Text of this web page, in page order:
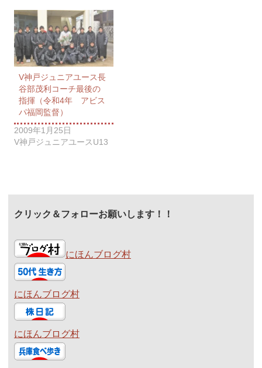
V神戸ジュニアユース長
谷部茂利コーチ最後の
指揮（令和4年 アビス
パ福岡監督）
2009年1月25日
V神戸ジュニアユースU13
クリック＆フォローお願いします！！
にほんブログ村
にほんブログ村
にほんブログ村